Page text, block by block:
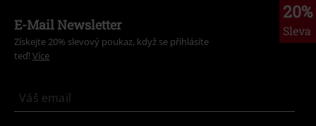
20%
Sleva
E-Mail Newsletter
Získejte 20% slevový poukaz, když se přihlásíte
teď! Více